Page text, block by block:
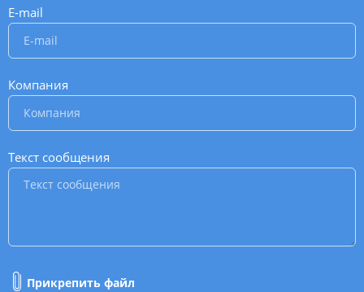
E-mail
Компания
Текст сообщения
Прикрепить файл